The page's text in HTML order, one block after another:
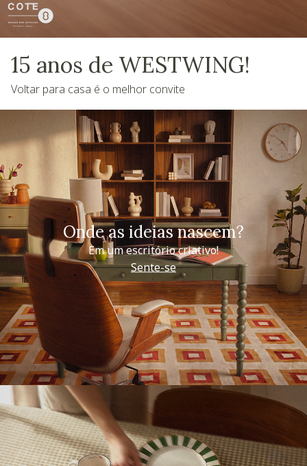
15 anos de WESTWING!
Voltar para casa é o melhor convite
Onde as ideias nascem?
Em um escritório criativo!
Sente-se